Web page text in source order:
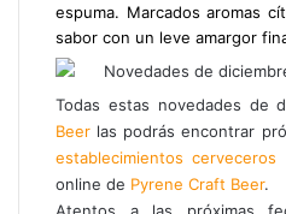
espuma. Marcados aromas
sabor con un leve amargor
Todas estas novedades de
Beer las podrás encontrar
establecimientos cerveceros
online de Pyrene Craft Beer.